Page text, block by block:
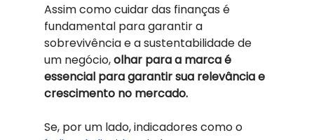
Assim como cuidar das finanças é
fundamental para garantir a
sobrevivência e a sustentabilidade de
um negócio, olhar para a marca é
essencial para garantir sua relevância e
crescimento no mercado.
Se, por um lado, indicadores como o